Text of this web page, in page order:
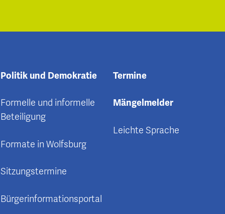
Politik und Demokratie
Formelle und informelle
Beteiligung
Formate in Wolfsburg
Sitzungstermine
Bürgerinformationsportal
Termine
Mängelmelder
Leichte Sprache